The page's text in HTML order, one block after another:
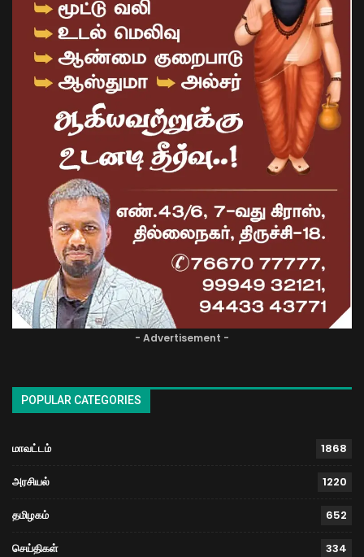
- Advertisement -
POPULAR CATEGORIES
மாவட்டம் 1868
அரசியல் 1220
தமிழகம் 652
செய்திகள் 334